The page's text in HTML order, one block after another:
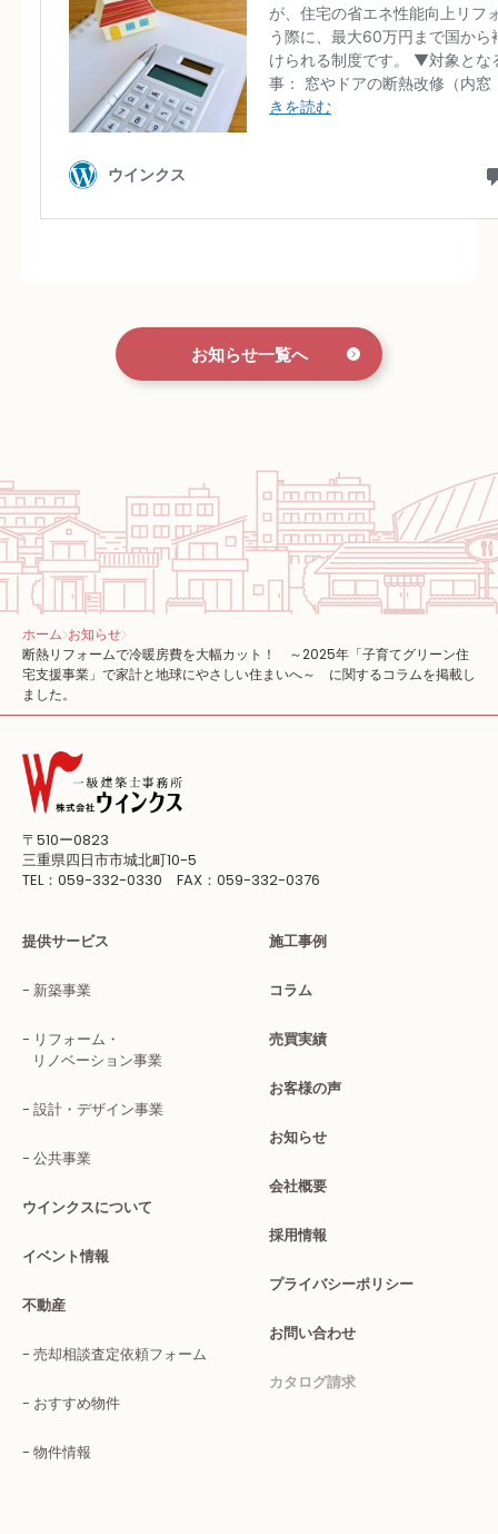
お知らせ一覧へ
ホーム お知らせ
断熱リフォームで冷暖房費を大幅カット！ ～2025年「子育てグリーン住
宅支援事業」で家計と地球にやさしい住まいへ～ に関するコラムを掲載し
ました。
〒510ー0823
三重県四日市市城北町10-5
TEL：059-332-0330 FAX：059-332-0376
提供サービス
新築事業
リフォーム・
リノベーション事業
設計・デザイン事業
公共事業
ウインクスについて
イベント情報
不動産
売却相談査定依頼フォーム
おすすめ物件
物件情報
施工事例
コラム
売買実績
お客様の声
お知らせ
会社概要
採用情報
プライバシーポリシー
お問い合わせ
カタログ請求